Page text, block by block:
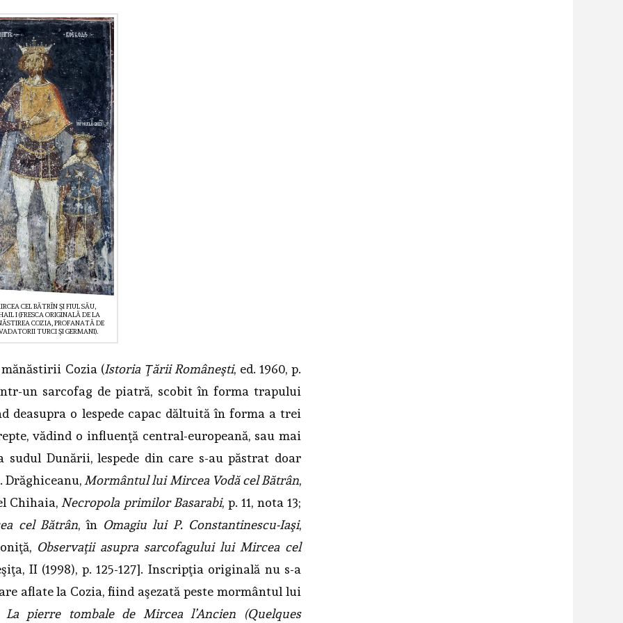
CEL BĂTRÎN ŞI FIUL SĂU,
I (FRESCA ORIGINALĂ DE LA
COZIA, PROFANATĂ DE
TURCI ŞI GERMANI).
Cozia (Istoria Ţării Româneşti, ed. 1960, p.
un sarcofag de piatră, scobit în forma trapului
deasupra o lespede capac dăltuită în forma a trei
vădind o influenţă central-europeană, sau mai
sudul Dunării, lespede din care s-au păstrat doar
Drăghiceanu, Mormântul lui Mircea Vodă cel Bătrân,
Chihaia, Necropola primilor Basarabi, p. 11, nota 13;
cel Bătrân, în Omagiu lui P. Constantinescu-Iaşi,
Observaţii asupra sarcofagului lui Mircea cel
II (1998), p. 125-127]. Inscripţia originală nu s-a
aflate la Cozia, fiind aşezată peste mormântul lui
La pierre tombale de Mircea l’Ancien (Quelques